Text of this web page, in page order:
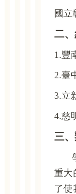
國立
二、
1.豐
2.臺
3.立
4.慈
三、
重大
了使